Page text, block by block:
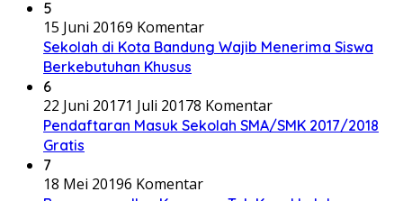
5
15 Juni 20169 Komentar
Sekolah di Kota Bandung Wajib Menerima Siswa
Berkebutuhan Khusus
6
22 Juni 20171 Juli 20178 Komentar
Pendaftaran Masuk Sekolah SMA/SMK 2017/2018
Gratis
7
18 Mei 20196 Komentar